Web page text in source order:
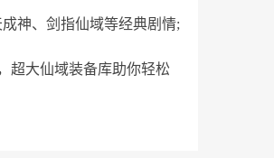
神、剑指仙域等经典剧情;
超大仙域装备库助你轻松